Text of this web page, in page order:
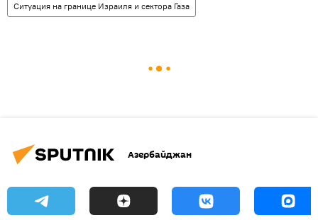
Ситуация на границе Израиля и сектора Газа
Азербайджан